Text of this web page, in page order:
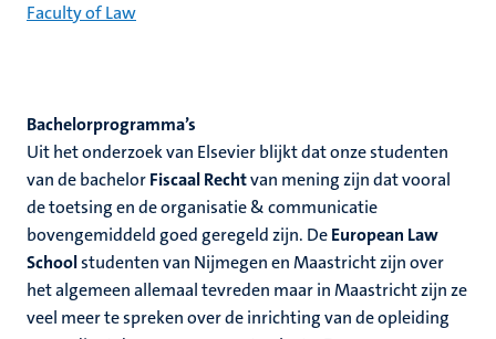
Faculty of Law
Bachelorprogramma’s
Uit het onderzoek van Elsevier blijkt dat onze studenten
van de bachelorFiscaal Rechtvan mening zijn dat vooral
de toetsing en de organisatie & communicatie
bovengemiddeld goed geregeld zijn. DeEuropean Law
Schoolstudenten van Nijmegen en Maastricht zijn over
het algemeen allemaal tevreden maar in Maastricht zijn ze
veel meer te spreken over de inrichting van de opleiding